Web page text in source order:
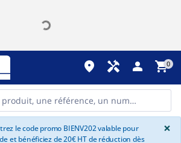
place handyman person shopping_cart0
le code promo BIENV202 valable pour
et bénéficiez de 20€ HT de réduction dès
×